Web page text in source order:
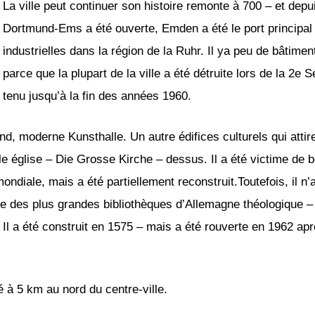
La ville peut continuer son histoire remonte à 700 – et
Dortmund-Ems a été ouverte, Emden a été le port
industrielles dans la région de la Ruhr. Il ya peu de
parce que la plupart de la ville a été détruite lors de la 2e
tenu jusqu’à la fin des années 1960.
moderne Kunsthalle. Un autre édifices culturels qui
église – Die Grosse Kirche – dessus. Il a été victime de
mais a été partiellement reconstruit.Toutefois, il
des plus grandes bibliothèques d’Allemagne
a été construit en 1575 – mais a été rouverte en 1962
à 5 km au nord du centre-ville.